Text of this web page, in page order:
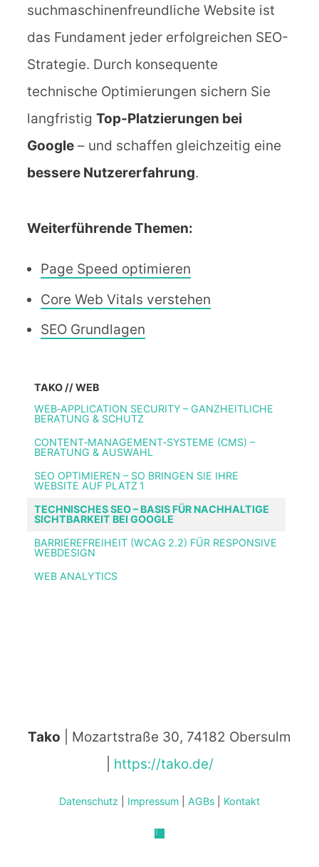
suchmaschinenfreundliche Website ist
das Fundament jeder erfolgreichen SEO-
Strategie. Durch konsequente
technische Optimierungen sichern Sie
langfristigTop-Platzierungen bei
Google – und schaffen gleichzeitig eine
bessere Nutzererfahrung.
Weiterführende Themen:
Page Speed optimieren
Core Web Vitals verstehen
SEO Grundlagen
TAKO // WEB
WEB‑APPLICATION SECURITY – GANZHEITLICHE
BERATUNG & SCHUTZ
CONTENT‑MANAGEMENT‑SYSTEME (CMS) –
BERATUNG & AUSWAHL
SEO OPTIMIEREN – SO BRINGEN SIE IHRE
WEBSITE AUF PLATZ 1
TECHNISCHES SEO – BASIS FÜR NACHHALTIGE
SICHTBARKEIT BEI GOOGLE
BARRIEREFREIHEIT (WCAG 2.2) FÜR RESPONSIVE
WEBDESIGN
WEB ANALYTICS
Tako | Mozartstraße 30, 74182 Obersulm
https://tako.de/
Datenschutz Impressum AGBs Kontakt